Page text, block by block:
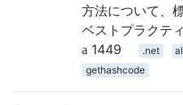
方法について、
ベストプラクテ
1449
.net
gethashcode